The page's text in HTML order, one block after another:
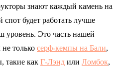
знают каждый камень на
будет работать лучше
уровень. Это часть нашей
только серф-кемпы на Бали,
такие как Г-Лэнд или Ломбок,